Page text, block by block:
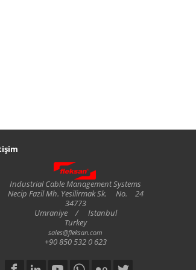
Industrial Cable Management Systems
Necip Fazil Mh. Yesilirmak Sk.
No.
24
34773
Umraniye
/
Istanbul
Turkey
sales@fleksan.com
+90 850 532 0 623
Social